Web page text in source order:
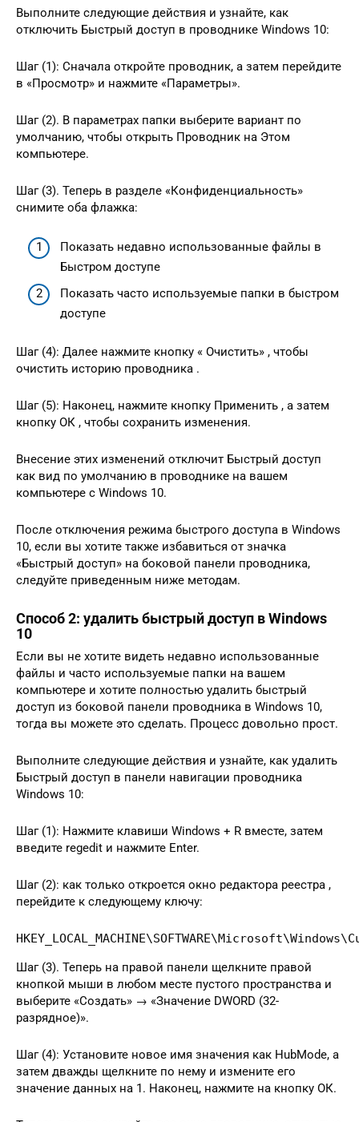
Выполните следующие действия и узнайте, как
отключить Быстрый доступ в проводнике Windows 10:
Шаг (1): Сначала откройте проводник, а затем перейдите
в «Просмотр» и нажмите «Параметры».
Шаг (2). В параметрах папки выберите вариант по
умолчанию, чтобы открыть Проводник на Этом
компьютере.
Шаг (3). Теперь в разделе «Конфиденциальность»
снимите оба флажка:
Показать недавно использованные файлы в
Быстром доступе
Показать часто используемые папки в быстром
доступе
Шаг (4): Далее нажмите кнопку « Очистить» , чтобы
очистить историю проводника .
Шаг (5): Наконец, нажмите кнопку Применить , а затем
кнопку ОК , чтобы сохранить изменения.
Внесение этих изменений отключит Быстрый доступ
как вид по умолчанию в проводнике на вашем
компьютере с Windows 10.
После отключения режима быстрого доступа в Windows
10, если вы хотите также избавиться от значка
«Быстрый доступ» на боковой панели проводника,
следуйте приведенным ниже методам.
Способ 2: удалить быстрый доступ в Windows
10
Если вы не хотите видеть недавно использованные
файлы и часто используемые папки на вашем
компьютере и хотите полностью удалить быстрый
доступ из боковой панели проводника в Windows 10,
тогда вы можете это сделать. Процесс довольно прост.
Выполните следующие действия и узнайте, как удалить
Быстрый доступ в панели навигации проводника
Windows 10:
Шаг (1): Нажмите клавиши Windows + R вместе, затем
введите regedit и нажмите Enter.
Шаг (2): как только откроется окно редактора реестра ,
перейдите к следующему ключу:
Шаг (3). Теперь на правой панели щелкните правой
кнопкой мыши в любом месте пустого пространства и
выберите «Создать» → «Значение DWORD (32-
разрядное)».
Шаг (4): Установите новое имя значения как HubMode, а
затем дважды щелкните по нему и измените его
значение данных на 1. Наконец, нажмите на кнопку ОК.